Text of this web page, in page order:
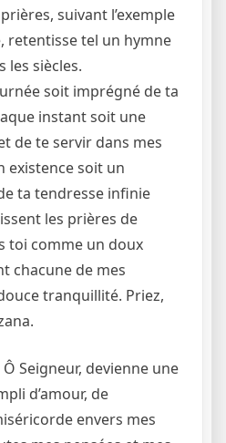
suivant l’exemple
retentisse tel un hymne
les siècles.
soit imprégné de ta
instant soit une
de te servir dans mes
existence soit un
ta tendresse infinie
les prières de
toi comme un doux
chacune de mes
tranquillité. Priez,
Seigneur, devienne une
d’amour, de
envers mes